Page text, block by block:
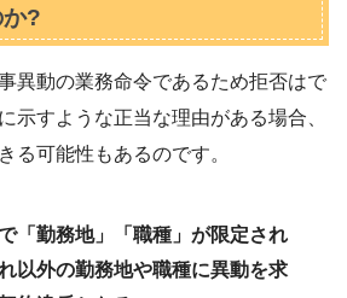
?
異動の業務命令であるため拒否はで
示すような正当な理由がある場合、
る可能性もあるのです。
「勤務地」「職種」が限定され
以外の勤務地や職種に異動を求